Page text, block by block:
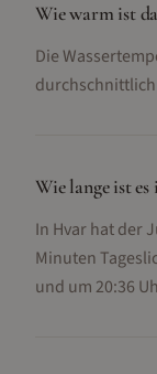
Wie warm ist
Die
durchschnittlich
Wie lange ist
In Hvar hat der
Minuten
und um 20:36